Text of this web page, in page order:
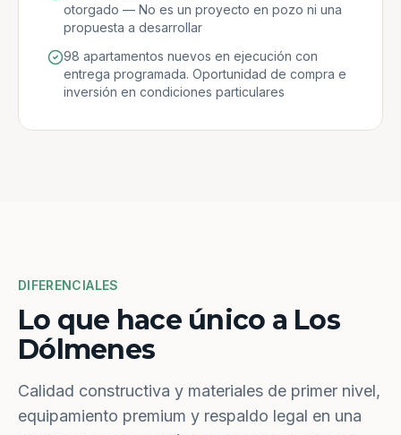
otorgado — No es un proyecto en pozo ni una
propuesta a desarrollar
98 apartamentos nuevos en ejecución con
entrega programada. Oportunidad de compra e
inversión en condiciones particulares
DIFERENCIALES
Lo que hace único a Los
Dólmenes
Calidad constructiva y materiales de primer nivel,
equipamiento premium y respaldo legal en una